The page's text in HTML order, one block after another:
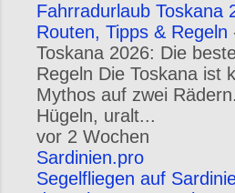
Fahrradurlaub Toskana
Routen, Tipps & Regeln
Toskana 2026: Die
Regeln Die Toskana ist
Mythos auf zwei
Hügeln, uralt...
vor 2 Wochen
Sardinien.pro
Segelfliegen auf